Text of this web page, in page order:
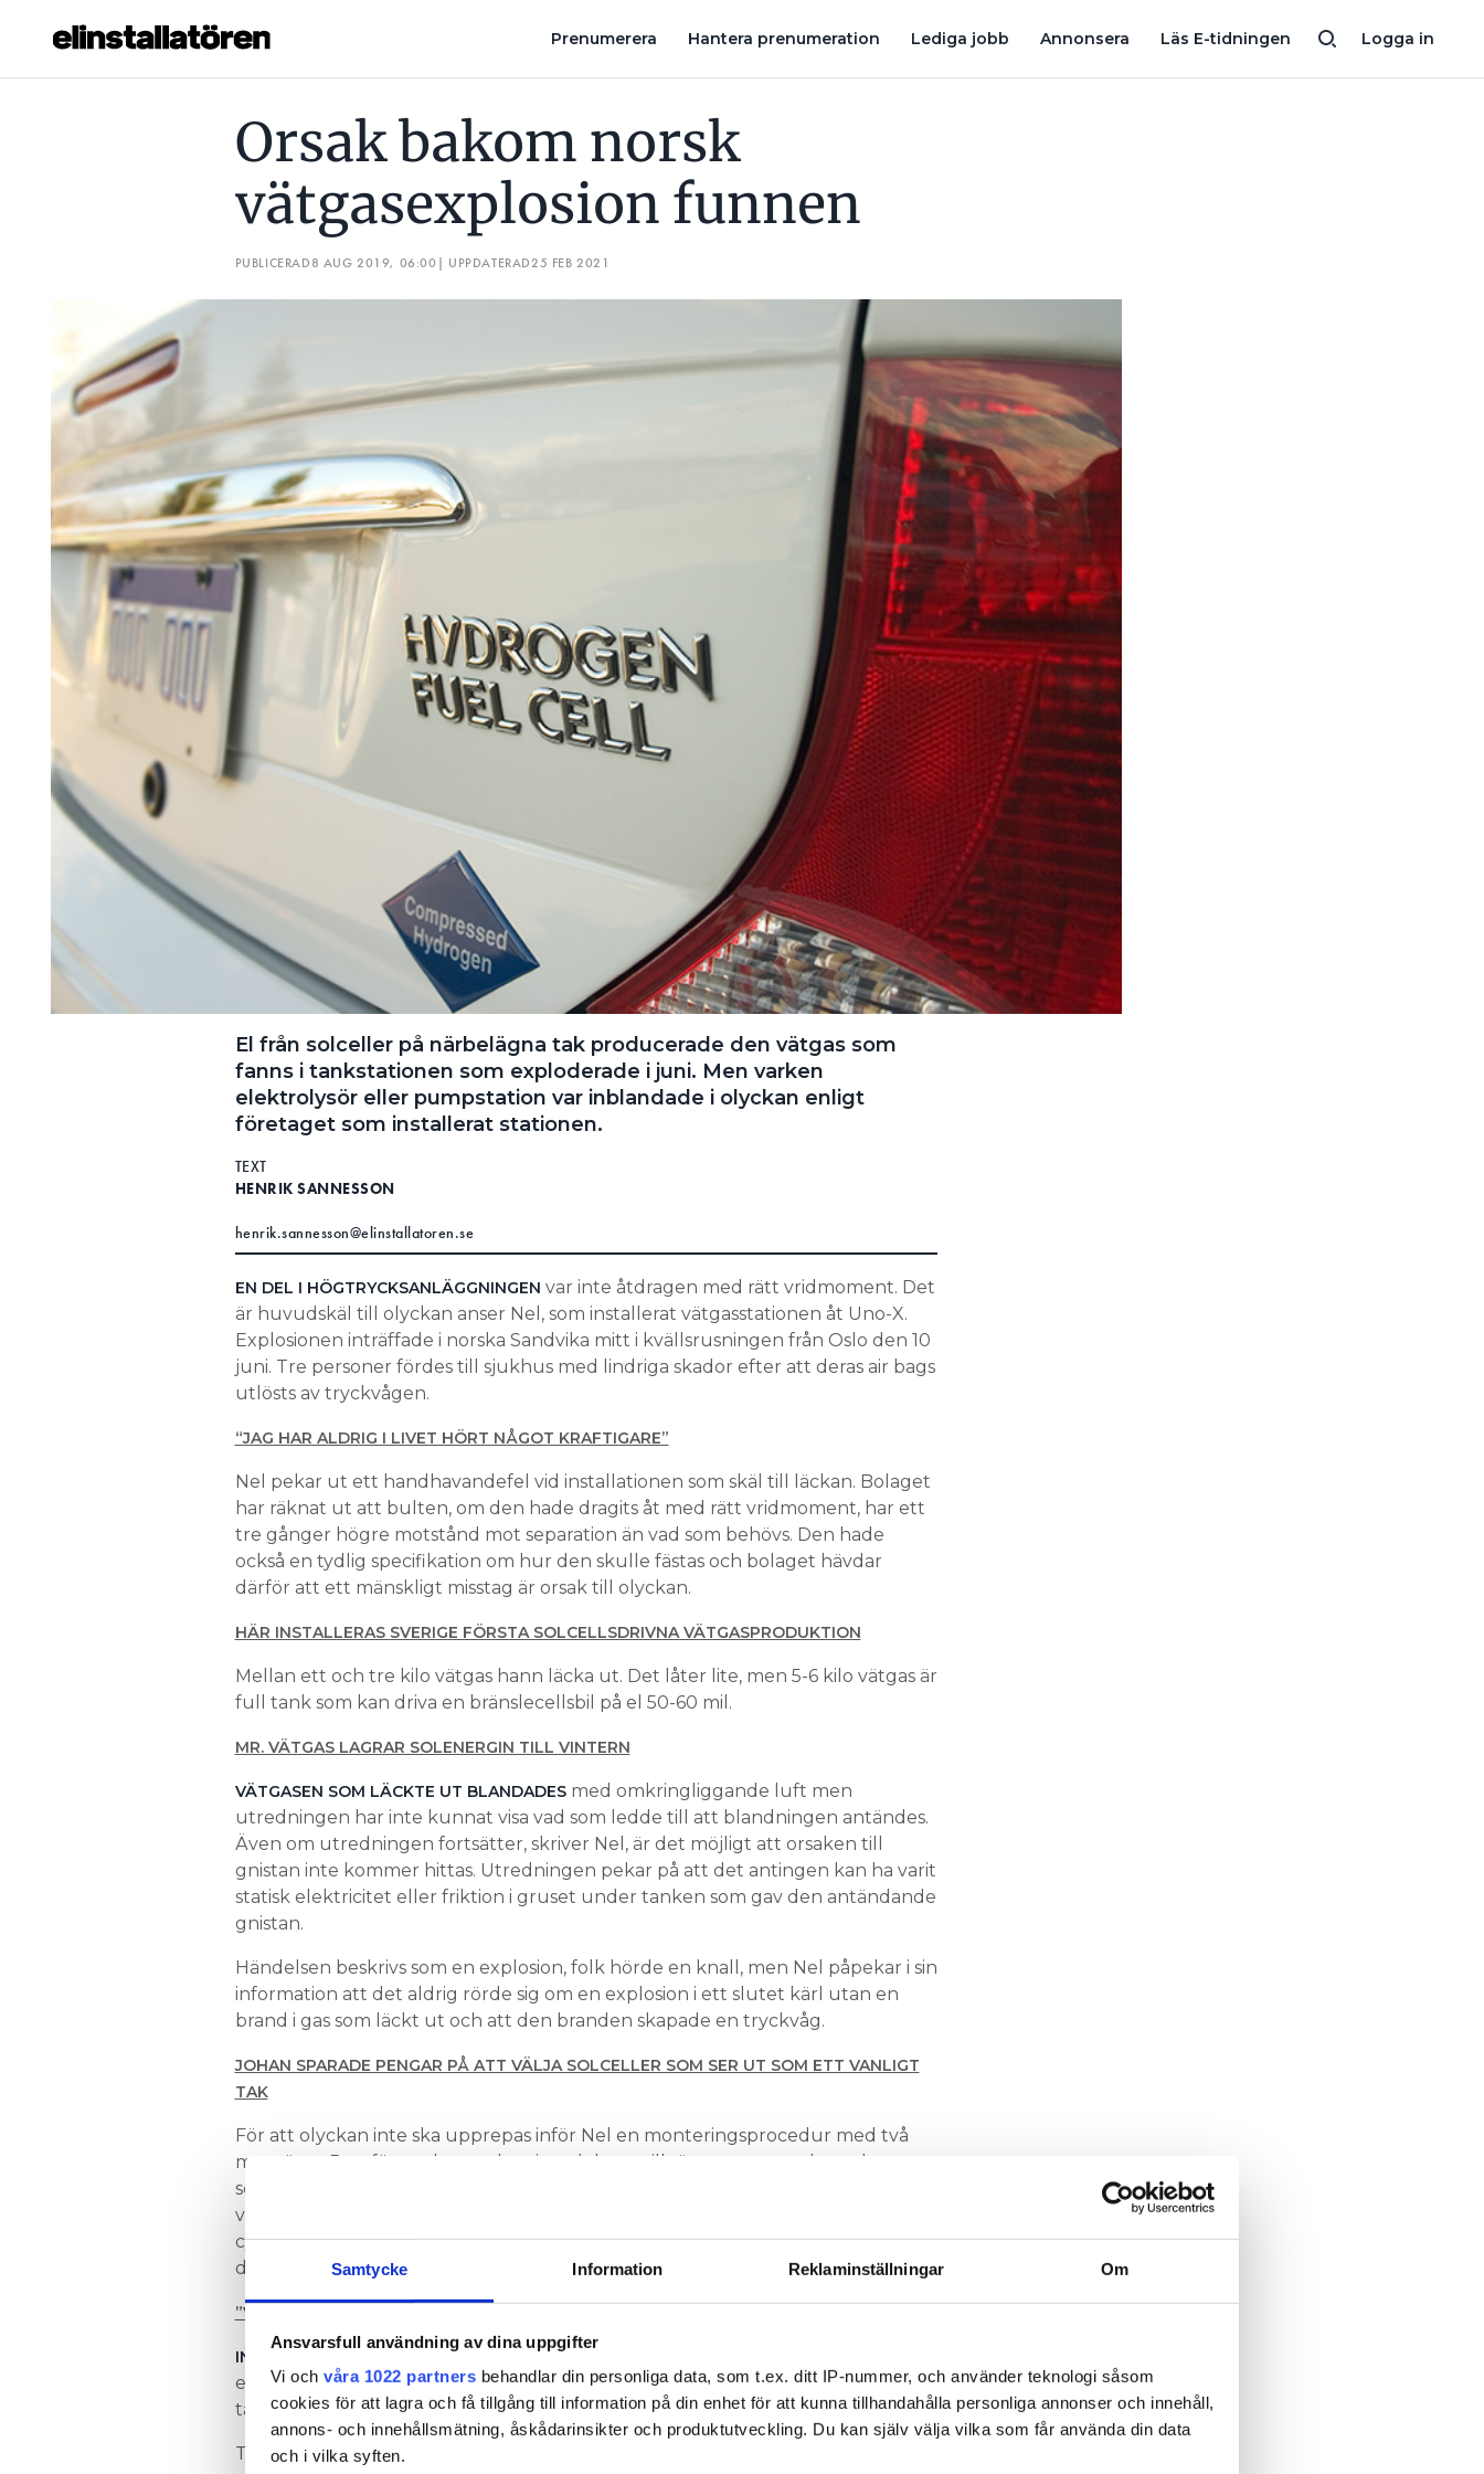
Samtycke Information Reklaminställningar Om
Ansvarsfull användning av dina uppgifter
Vi och våra 1022 partners behandlar din personliga data, som t.ex. ditt IP-nummer, och använder teknologi såsom
cookies för att lagra och få tillgång till information på din enhet för att kunna tillhandahålla personliga annonser och innehåll,
annons- och innehållsmätning, åskådarinsikter och produktutveckling. Du kan själv välja vilka som får använda din data
och i vilka syften.
Logga in
Prenumerera Hantera prenumeration Lediga jobb Annonsera Läs E-tidningen
Hantera prenumeration
Annonsera
Läs E-tidningen
Om tidningen
Kontakt
Personuppgifter
Search for:
SEARCH
Orsak bakom norsk
vätgasexplosion funnen
PUBLICERAD8 AUG 2019, 06:00 | UPPDATERAD25 FEB 2021
El från solceller på närbelägna tak producerade den vätgas som
fanns i tankstationen som exploderade i juni. Men varken
elektrolysör eller pumpstation var inblandade i olyckan enligt
företaget som installerat stationen.
TEXT
HENRIK SANNESSON
henrik.sannesson@elinstallatoren.se
EN DEL I HÖGTRYCKSANLÄGGNINGEN var inte åtdragen med rätt vridmoment. Det
är huvudskäl till olyckan anser Nel, som installerat vätgasstationen åt Uno-X.
Explosionen inträffade i norska Sandvika mitt i kvällsrusningen från Oslo den 10
juni. Tre personer fördes till sjukhus med lindriga skador efter att deras air bags
utlösts av tryckvågen.
“JAG HAR ALDRIG I LIVET HÖRT NÅGOT KRAFTIGARE”
Nel pekar ut ett handhavandefel vid installationen som skäl till läckan. Bolaget
har räknat ut att bulten, om den hade dragits åt med rätt vridmoment, har ett
tre gånger högre motstånd mot separation än vad som behövs. Den hade
också en tydlig specifikation om hur den skulle fästas och bolaget hävdar
därför att ett mänskligt misstag är orsak till olyckan.
HÄR INSTALLERAS SVERIGE FÖRSTA SOLCELLSDRIVNA VÄTGASPRODUKTION
Mellan ett och tre kilo vätgas hann läcka ut. Det låter lite, men 5-6 kilo vätgas är
full tank som kan driva en bränslecellsbil på el 50-60 mil.
MR. VÄTGAS LAGRAR SOLENERGIN TILL VINTERN
VÄTGASEN SOM LÄCKTE UT BLANDADESmed omkringliggande luft men
utredningen har inte kunnat visa vad som ledde till att blandningen antändes.
Även om utredningen fortsätter, skriver Nel, är det möjligt att orsaken till
gnistan inte kommer hittas. Utredningen pekar på att det antingen kan ha varit
statisk elektricitet eller friktion i gruset under tanken som gav den antändande
gnistan.
Händelsen beskrivs som en explosion, folk hörde en knall, men Nel påpekar i sin
information att det aldrig rörde sig om en explosion i ett slutet kärl utan en
brand i gas som läckt ut och att den branden skapade en tryckvåg.
JOHAN SPARADE PENGAR PÅ ATT VÄLJA SOLCELLER SOM SER UT SOM ETT VANLIGT
TAK
För att olyckan inte ska upprepas inför Nel en monteringsprocedur med två
montörer. Den första drar anslutningsdelarna till rätt moment och markerar
sedan varje bult med en grön linje. Därefter får en andra montör kontrolldra
varje bult och markera dem med en röd linje. Vridmoment för respektive
cylinder ska sedan noteras i ett kvalitetsdokument tillsammans med numret på
den kalibrerade momentnyckel som använts vid installationen.
”VÄRLDENS SÄKRASTE” SOLCELLSBATTERI SOM BRANN I ÖREBROSKOLA
INGA SPÅR ELLER MISSTANKAR LEDER till vandalism eller terror. Varken
elektrolysören eller den utrustning som mackens kunder kom i kontakt för att
tanka med var inblandade i olyckan, fastslår bolaget.
Trots att bolaget säger sig hittat orsaken forstätter de norska myndigheterna
ORSAK BAKOM NORSK VÄTGASEXPLOSION FUNNEN MÖT ELINSTALLATPODDEN LIVE PÅ ELMIA SOLAR DE VILL LÖSA SOLFÖLJARNAS STORA SVAGHET: ”KAN TROLLA BORT VINDLASTEN”